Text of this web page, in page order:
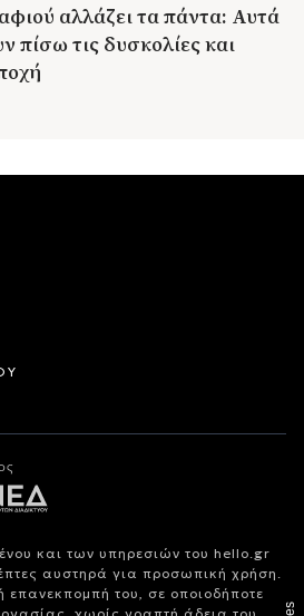
αλλάζει τα πάντα: Αυτά
πίσω τις δυσκολίες και
και των υπηρεσιών του hello.gr
αυστηρά για προσωπική χρήση.
επανεκπομπή του, σε οποιοδήποτε